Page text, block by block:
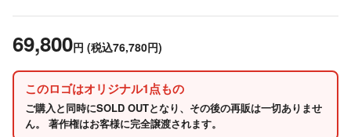
69,800円 (税込76,780円)
このロゴはオリジナル1点もの
ご購入と同時にSOLD OUTとなり、その後の再販は一切ありませ
ん。 著作権はお客様に完全譲渡されます。